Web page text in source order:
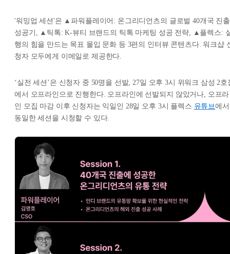
'워밍업 세션'은 ▲파워플레이어: 온그리디언츠의 글로벌 40개국 진출
성공기, ▲틱톡: K-뷰티 브랜드의 틱톡 마케팅 성공 전략, ▲플렉스:
행의 힘을 만드는 목표 몰입 문화 등 3편의 인터뷰 콘텐츠다. 워크샵
청자 모두에게 이메일로 제공한다.
‘실전 세션’은 신청자 중 50명을 선발, 27일 오후 3시 위워크 삼성 2호
에서 오프라인으로 진행한다. 오프라인에 선발되지 않았거나, 오프라
인 모집 마감 이후 신청자는 익일인 28일 오후 3시 플렉스 유튜브에서
동일한 세션을 시청할 수 있다.